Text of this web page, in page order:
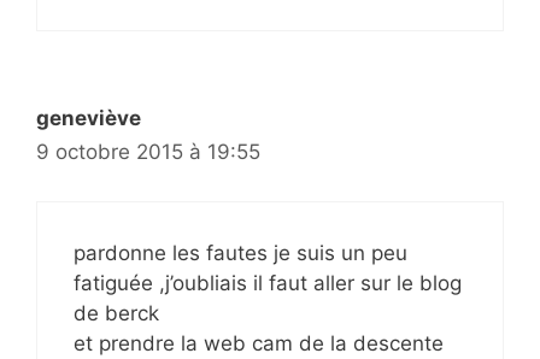
geneviève
9 octobre 2015 à 19:55
pardonne les fautes je suis un peu
fatiguée ,j’oubliais il faut aller sur le blog
de berck
et prendre la web cam de la descente